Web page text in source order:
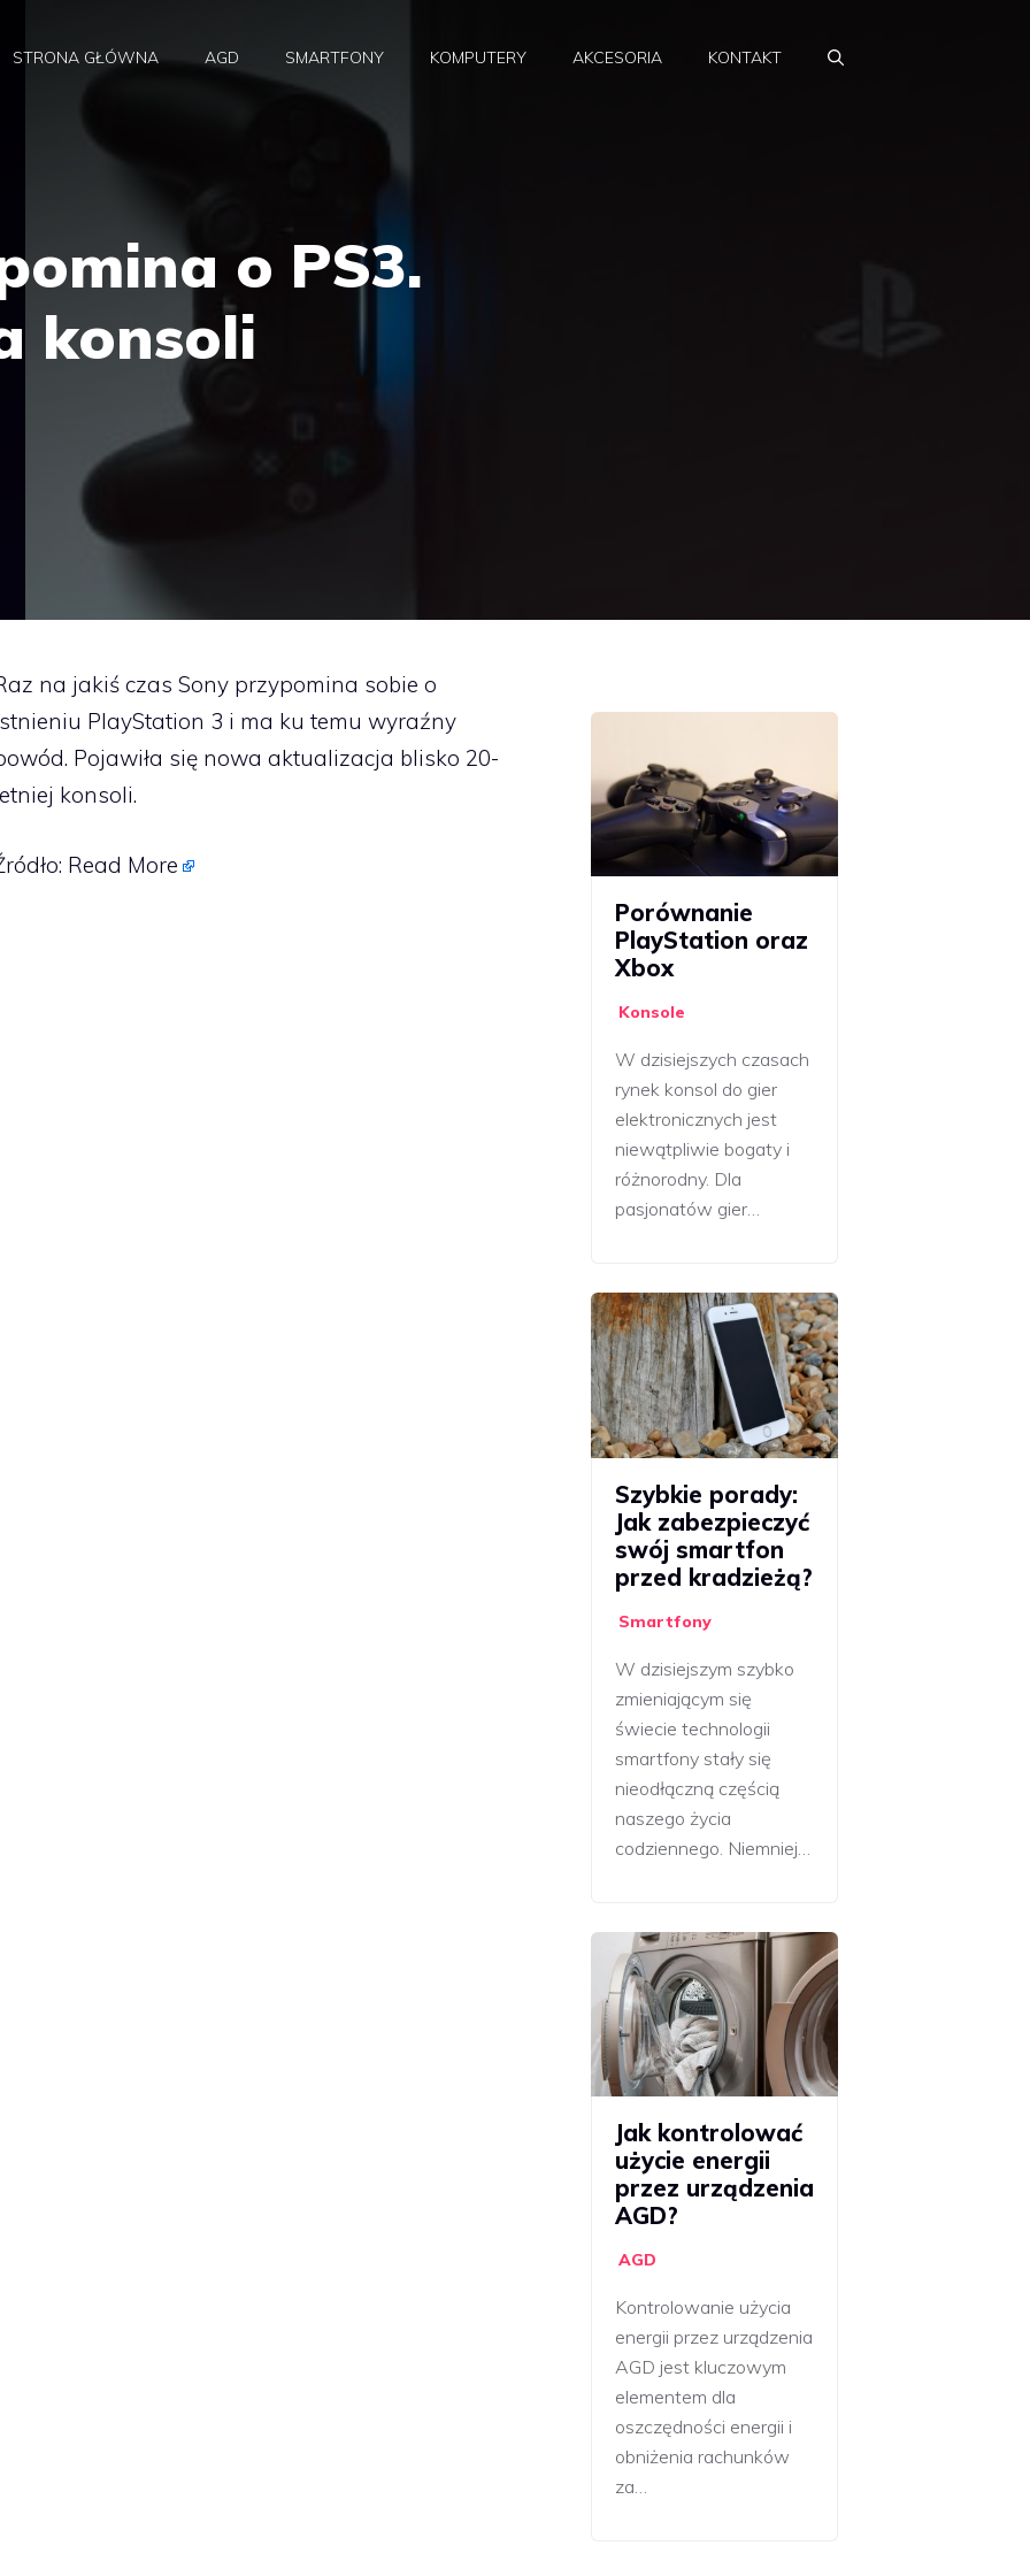
STRONA GŁÓWNA AGD SMARTFONY KOMPUTERY AKCESORIA KONTAKT
o PS3.
konsoli
na jakiś czas Sony przypomina sobie o
PlayStation 3 i ma ku temu wyraźny
Pojawiła się nowa aktualizacja blisko 20-
konsoli.
Read More
Porównanie
PlayStation oraz
Xbox
Konsole
W dzisiejszych czasach
rynek konsol do gier
elektronicznych jest
niewątpliwie bogaty i
różnorodny. Dla
pasjonatów gier…
Szybkie porady:
Jak zabezpieczyć
swój smartfon
przed kradzieżą?
Smartfony
W dzisiejszym szybko
zmieniającym się
świecie technologii
smartfony stały się
nieodłączną częścią
naszego życia
codziennego. Niemniej…
Jak kontrolować
użycie energii
przez urządzenia
AGD?
AGD
Kontrolowanie użycia
energii przez urządzenia
AGD jest kluczowym
elementem dla
oszczędności energii i
obniżenia rachunków
za…